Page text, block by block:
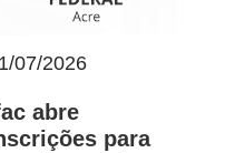
07/2026
abre
para